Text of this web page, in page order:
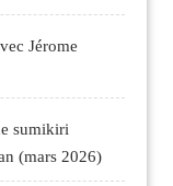
Jérome
sumikiri
(mars 2026)